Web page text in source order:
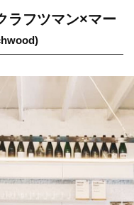
ラフツマン×マー